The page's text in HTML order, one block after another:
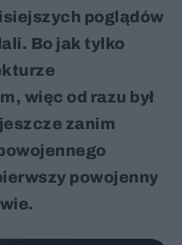
poglądów
Bo jak tylko
więc od razu był
zanim
powojenny